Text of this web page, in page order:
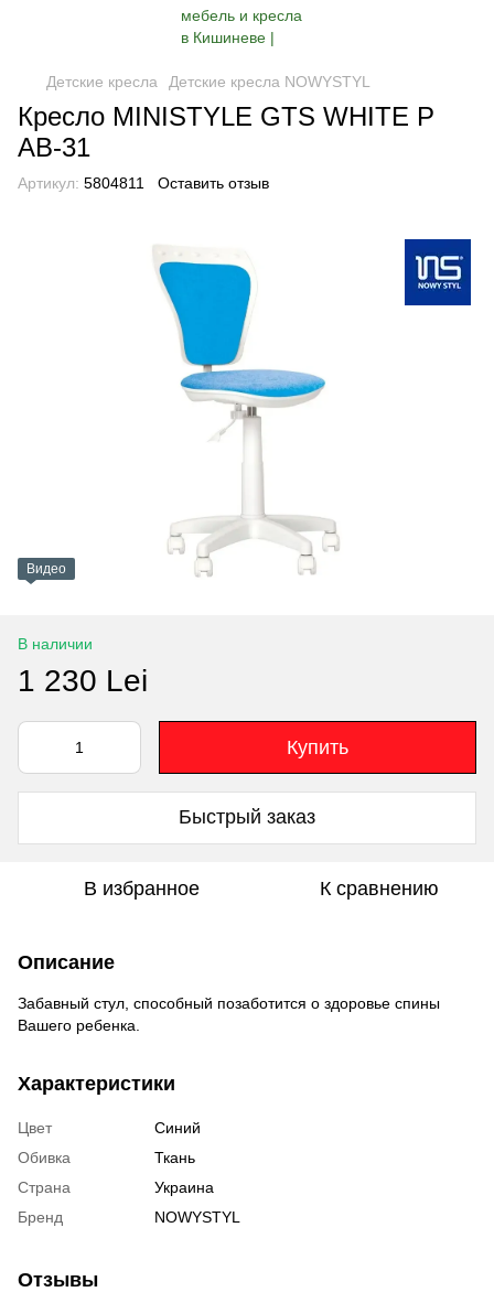
Детские кресла Детские кресла NOWYSTYL
Кресло MINISTYLE GTS WHITE P
AB-31
Артикул: 5804811 Оставить отзыв
Видео
В наличии
1 230 Lei
Купить
Быстрый заказ
В избранное К сравнению
Описание
Забавный стул, способный позаботится о здоровье спины
Вашего ребенка.
Характеристики
Цвет
Синий
Обивка
Ткань
Страна
Украина
Бренд
NOWYSTYL
Отзывы